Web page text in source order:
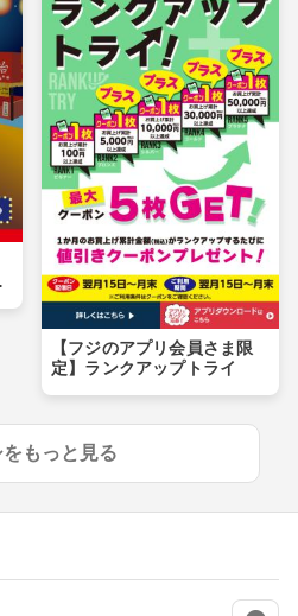
【フジのアプリ会員さま限
定】ランクアップトライ
もっと見る